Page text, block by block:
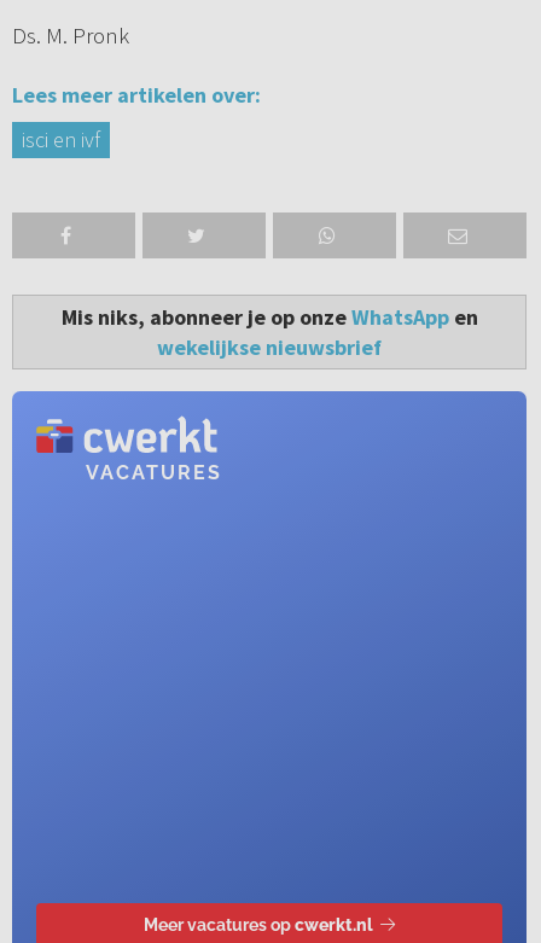
Ds. M. Pronk
Lees meer artikelen over:
isci en ivf
Mis niks, abonneer je op onzeWhatsAppen
wekelijkse nieuwsbrief